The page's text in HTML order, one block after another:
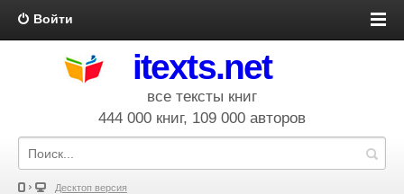
Войти
itexts.net
все тексты книг
444 000 книг, 109 000 авторов
Десктоп версия